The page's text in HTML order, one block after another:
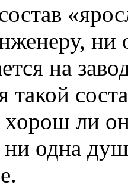
на
такой
хорош ли
ни одна